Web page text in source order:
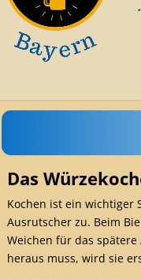
Das
Kochen ist ein wichtiger
Ausrutscher zu. Beim
Weichen für das
heraus muss, wird sie